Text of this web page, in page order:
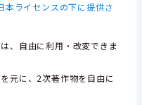
本ライセンスの下に提供さ
、自由に利用・改変できま
元に、2次著作物を自由に